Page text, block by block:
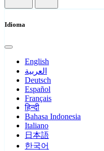
Idioma
English
العربية
Deutsch
Español
Français
हिन्दी
Bahasa Indonesia
Italiano
日本語
한국어